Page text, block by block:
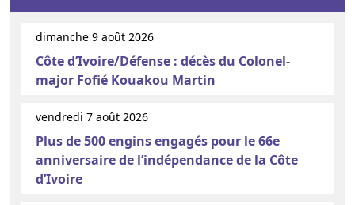
dimanche 9 août 2026
Côte d’Ivoire/Défense : décès du Colonel-
major Fofié Kouakou Martin
vendredi 7 août 2026
Plus de 500 engins engagés pour le 66e
anniversaire de l’indépendance de la Côte
d’Ivoire